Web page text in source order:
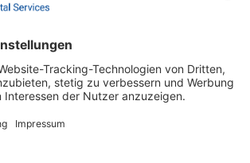
Digital Services Deutschland GmbH